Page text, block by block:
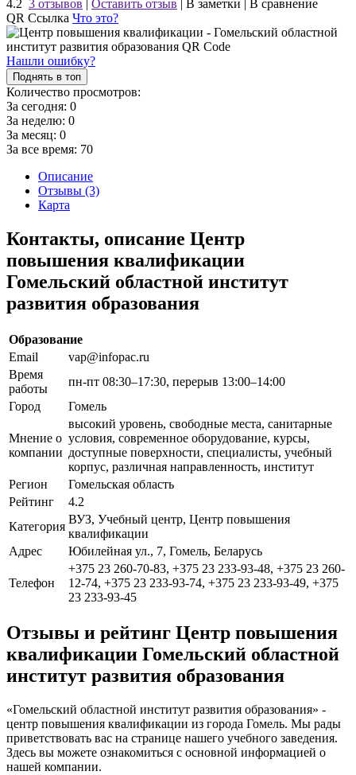
4.2 3 отзывов Оставить отзыв В заметки
В сравнение
QR Ссылка Что это?
Нашли ошибку?
Поднять в топ
Количество просмотров:
За сегодня: 0
За неделю: 0
За месяц: 0
За все время: 70
Описание
Отзывы (3)
Карта
Контакты, описание Центр
повышения квалификации
Гомельский областной институт
развития образования
Образование
Email
vap@infopac.ru
Время
работы
пн-пт 08:30–17:30, перерыв 13:00–14:00
Город
Гомель
Мнение о
компании
высокий уровень, свободные места, санитарные
условия, современное оборудование, курсы,
доступные поверхности, специалисты, учебный
корпус, различная направленность, институт
Регион
Гомельская область
Рейтинг
4.2
Категория
ВУЗ, Учебный центр, Центр повышения
квалификации
Адрес
Юбилейная ул., 7, Гомель, Беларусь
Телефон
+375 23 260-70-83, +375 23 233-93-48, +375 23 260-
12-74, +375 23 233-93-74, +375 23 233-93-49, +375
23 233-93-45
Отзывы и рейтинг Центр повышения
квалификации Гомельский областной
институт развития образования
«Гомельский областной институт развития образования» -
центр повышения квалификации из города Гомель. Мы рады
приветствовать вас на странице нашего учебного заведения.
Здесь вы можете ознакомиться с основной информацией о
нашей компании.